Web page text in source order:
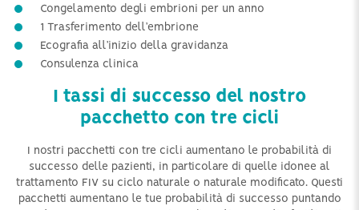
Congelamento degli embrioni per un anno
1 Trasferimento dell’embrione
Ecografia all’inizio della gravidanza
Consulenza clinica
I tassi di successo del nostro
pacchetto con tre cicli
I nostri pacchetti con tre cicli aumentano le probabilità di
successo delle pazienti, in particolare di quelle idonee al
trattamento FIV su ciclo naturale o naturale modificato. Questi
pacchetti aumentano le tue probabilità di successo puntando